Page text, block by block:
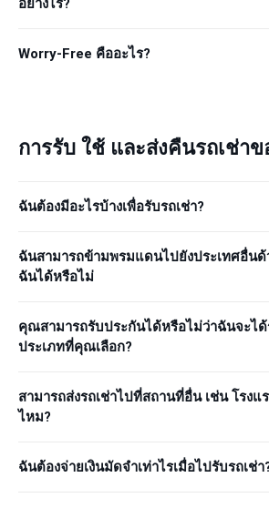
อย่างไร?
Worry-Free คืออะไร?
การรับ ใช้ และส่งคืนรถเช่า
ฉันต้องมีอะไรบ้างเพื่อรับรถเช่า?
ฉันสามารถข้ามพรมแดนไปยังประเทศอื่นด้
ฉันได้หรือไม่
คุณสามารถรับประกันได้หรือไม่ว่าฉันจะไ
ประเภทที่คุณเลือก?
สามารถส่งรถเช่าไปที่สถานที่อื่น เช่น โรง
ไหม?
ฉันต้องจ่ายเงินมัดจำเท่าไรเมื่อไปรับรถเช่า